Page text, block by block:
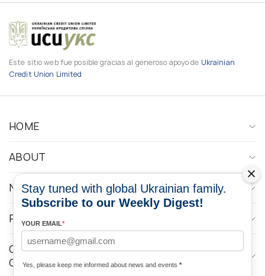
Este sitio web fue posible gracias al generoso apoyo de Ukrainian
Credit Union Limited
HOME
ABOUT
NEWS
PROGRAMS
CONTACTOS DE LOS MEDIOS DE
COMUNICACIÓN
Stay tuned with global Ukrainian family.
Subscribe to our Weekly Digest!
YOUR EMAIL*
Yes, please keep me informed about news and events *